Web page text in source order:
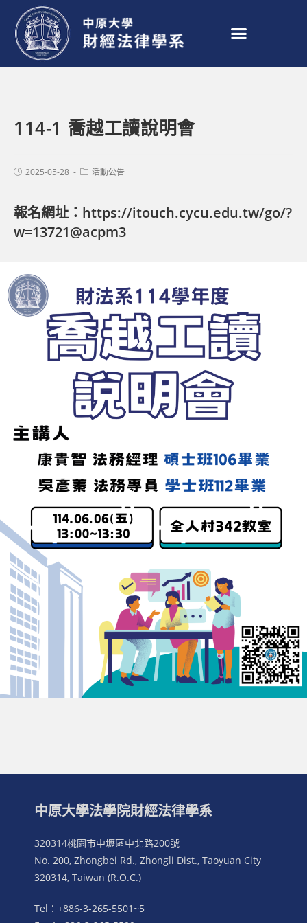
114-1 喬越工讀說明會
2025-05-28 活動公告
報名網址： https://itouch.cycu.edu.tw/go/?
w=13721@acpm3
中原大學法學院財經法律學系
320314桃園市中壢區中北路200號
No. 200, Zhongbei Rd., Zhongli Dist., Taoyuan City
320314, Taiwan (R.O.C.)
Tel：+886-3-265-5501~5